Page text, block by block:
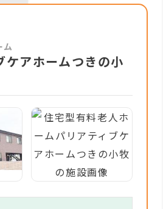
ム
ケアホームつきの小